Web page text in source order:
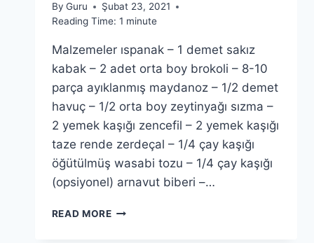
By Guru
Şubat 23, 2021
Reading Time: 1 minute
Malzemeler ıspanak – 1 demet sakız
kabak – 2 adet orta boy brokoli – 8-10
parça ayıklanmış maydanoz – 1/2 demet
havuç – 1/2 orta boy zeytinyağı sızma –
2 yemek kaşığı zencefil – 2 yemek kaşığı
taze rende zerdeçal – 1/4 çay kaşığı
öğütülmüş wasabi tozu – 1/4 çay kaşığı
(opsiyonel) arnavut biberi –…
READ MOREISPANAKLI